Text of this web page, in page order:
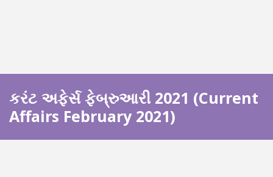
કરંટ અફેર્સ ફેબ્રુઆરી 2021 (Current
Affairs February 2021)